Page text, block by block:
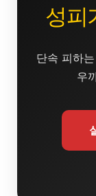
성피
단속 피하
우